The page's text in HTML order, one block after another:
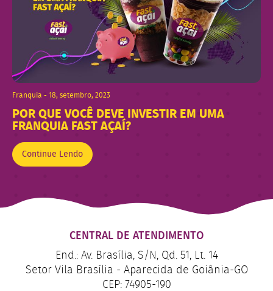
Franquia - 18, setembro, 2023
POR QUE VOCÊ DEVE INVESTIR EM UMA
FRANQUIA FAST AÇAÍ?
Continue Lendo
CENTRAL DE ATENDIMENTO
End.: Av. Brasília, S/N, Qd. 51, Lt. 14
Setor Vila Brasília - Aparecida de Goiânia-GO
CEP: 74905-190